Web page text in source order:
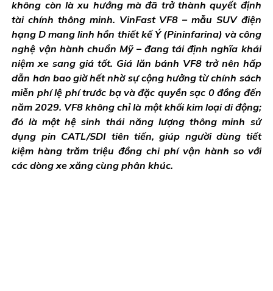
không còn là xu hướng mà đã trở thành quyết định
tài chính thông minh. VinFast VF8 – mẫu SUV điện
hạng D mang linh hồn thiết kế Ý (Pininfarina) và công
nghệ vận hành chuẩn Mỹ – đang tái định nghĩa khái
niệm xe sang giá tốt. Giá lăn bánh VF8 trở nên hấp
dẫn hơn bao giờ hết nhờ sự cộng hưởng từ chính sách
miễn phí lệ phí trước bạ và đặc quyền sạc 0 đồng đến
năm 2029. VF8 không chỉ là một khối kim loại di động;
đó là một hệ sinh thái năng lượng thông minh sử
dụng pin CATL/SDI tiên tiến, giúp người dùng tiết
kiệm hàng trăm triệu đồng chi phí vận hành so với
các dòng xe xăng cùng phân khúc.